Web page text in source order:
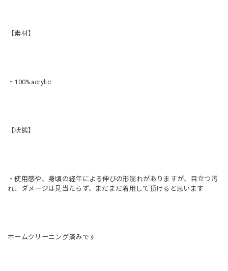
【素材】
・100%acrylic
【状態】
・使用感や、身頃の経年による伸びの形崩れがありますが、目立つ汚
れ、ダメージは見当たらず、まだまだ着用して頂けると思います
ホームクリーニング済みです